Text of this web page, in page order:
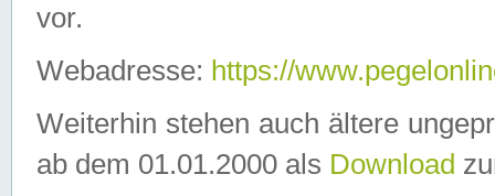
vor.
Webadresse: https://
Weiterhin stehen auch ältere
ab dem 01.01.2000 als Download